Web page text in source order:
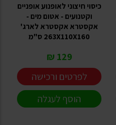
כיסוי חיצוני לאופנוע אופניים
וקטנועים - אטום מים -
אקסטרא אקסטרא לארג'
263X110X160 ס"מ
129 ₪
לפרטים ורכישה
הוסף לעגלה